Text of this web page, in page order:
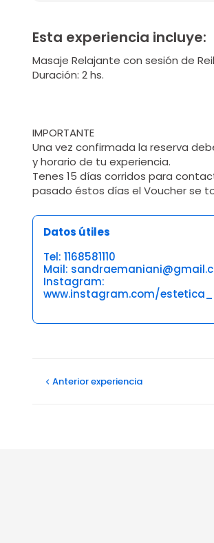
Esta experiencia incluye:
Masaje Relajante con sesión de
Duración: 2 hs.
IMPORTANTE
Una vez confirmada la reserva
y horario de tu experiencia.
Tenes 15 días corridos para
pasado éstos días el Voucher se
Datos útiles
Tel: 1168581110
Mail:
Instagram:
www.instagram.com/
Anteriorexperiencia